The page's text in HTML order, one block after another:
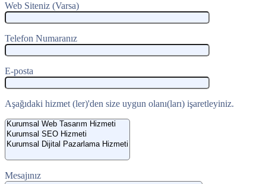
Web Siteniz (Varsa)
Telefon Numaranız
E-posta
Aşağıdaki hizmet (ler)'den size uygun olanı(ları) işaretleyiniz.
Mesajınız